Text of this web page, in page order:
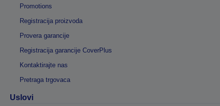
Promotions
Registracija proizvoda
Provera garancije
Registracija garancije CoverPlus
Kontaktirajte nas
Pretraga trgovaca
Uslovi